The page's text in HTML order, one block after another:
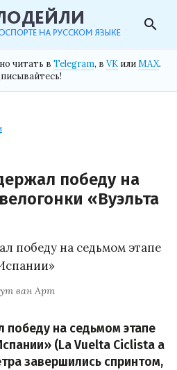
search
читать в Telegram, в VK илиMAX.
победу на
«Вуэльта
ван Арт
победу на седьмом этапе
(La Vuelta Ciclista a
завершились спринтом,